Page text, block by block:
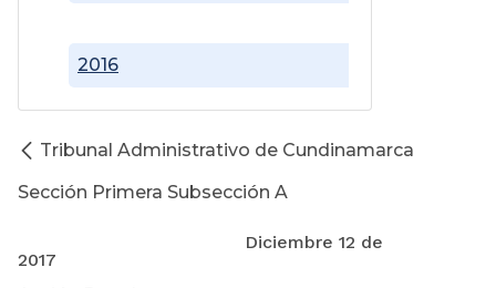
2016
Tribunal Administrativo de Cundinamarca
Sección Primera Subsección A
Diciembre 12 de
2017